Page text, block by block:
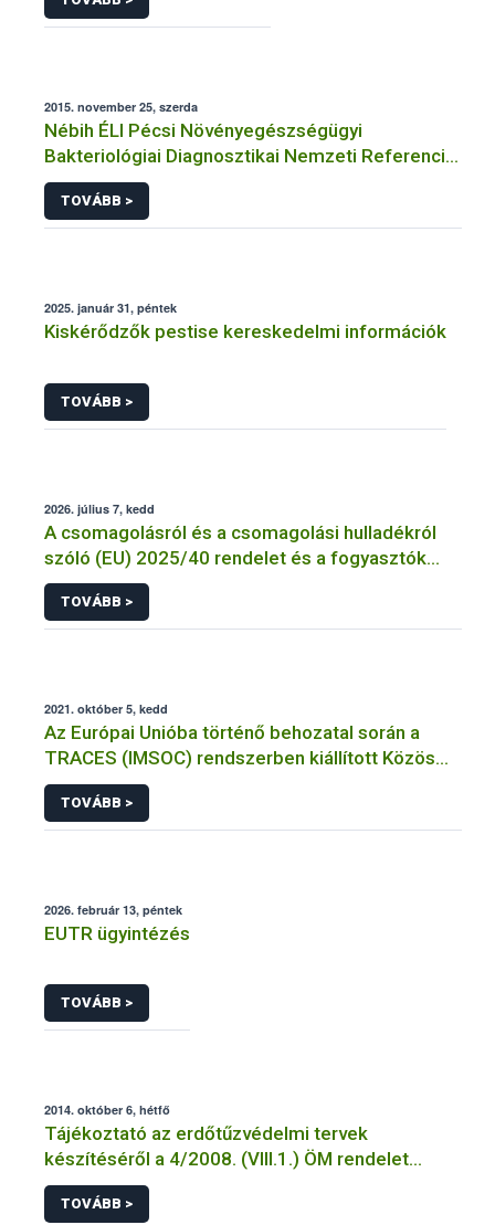
2015. november 25, szerda
Nébih ÉLI Pécsi Növényegészségügyi
Bakteriológiai Diagnosztikai Nemzeti Referencia
Laboratórium
TOVÁBB >
2025. január 31, péntek
Kiskérődzők pestise kereskedelmi információk
TOVÁBB >
2026. július 7, kedd
A csomagolásról és a csomagolási hulladékról
szóló (EU) 2025/40 rendelet és a fogyasztók
élelmiszerekkel kapcsolatos tájékoztatásáról
szóló 1169/2011/EU rendelet jelölési
kötelezettségeinek összehangolásáról szóló
TOVÁBB >
2021. október 5, kedd
Az Európai Unióba történő behozatal során a
TRACES (IMSOC) rendszerben kiállított Közös
Egészségügyi Beléptetési Okmány: KEBO-D
(angolul: CHEDD) használata
TOVÁBB >
2026. február 13, péntek
EUTR ügyintézés
TOVÁBB >
2014. október 6, hétfő
Tájékoztató az erdőtűzvédelmi tervek
készítéséről a 4/2008. (VIII.1.) ÖM rendelet
előírásai alapján
TOVÁBB >